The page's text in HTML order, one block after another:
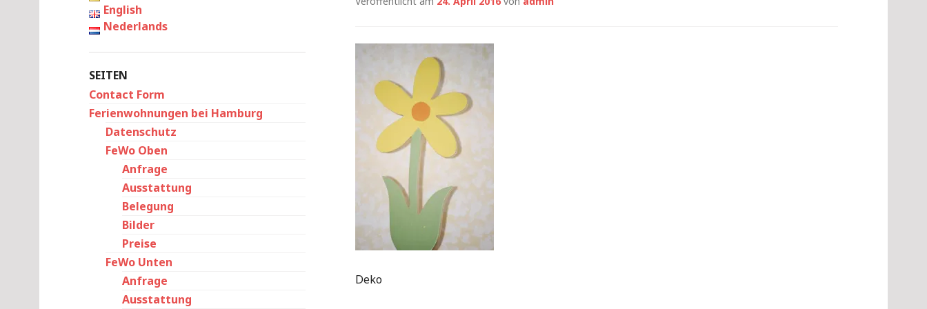
Deko
English
Nederlands
SEITEN
Contact Form
Ferienwohnungen bei Hamburg
Datenschutz
FeWo Oben
Anfrage
Ausstattung
Belegung
Bilder
Preise
FeWo Unten
Anfrage
Ausstattung